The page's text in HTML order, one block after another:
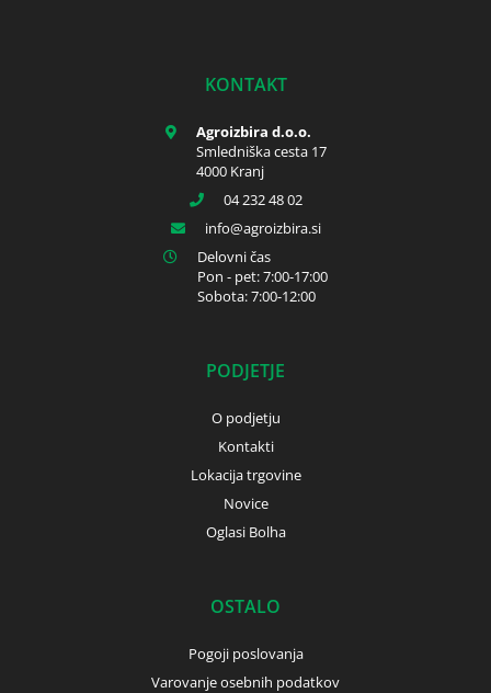
KONTAKT
Agroizbira d.o.o.
Smledniška cesta 17
4000 Kranj
04 232 48 02
info
agroizbira.si
Delovni čas
Pon - pet: 7:00-17:00
Sobota: 7:00-12:00
PODJETJE
O podjetju
Kontakti
Lokacija trgovine
Novice
Oglasi Bolha
OSTALO
Pogoji poslovanja
Varovanje osebnih podatkov